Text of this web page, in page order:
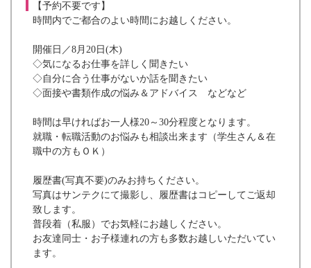
【予約不要です】
時間内でご都合のよい時間にお越しください。
開催日／8月20日(木)
◇気になるお仕事を詳しく聞きたい
◇自分に合う仕事がないか話を聞きたい
◇面接や書類作成の悩み＆アドバイス などなど
時間は早ければお一人様20～30分程度となります。
就職・転職活動のお悩みも相談出来ます（学生さん＆在
職中の方もＯＫ）
履歴書(写真不要)のみお持ちください。
写真はサンテクにて撮影し、履歴書はコピーしてご返却
致します。
普段着（私服）でお気軽にお越しください。
お友達同士・お子様連れの方も多数お越しいただいてい
ます。